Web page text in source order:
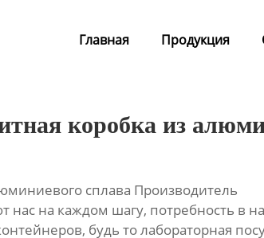
Главная Продукция
коробка из
сплава Производитель
нас на каждом шагу, потребность в
будь то лабораторная